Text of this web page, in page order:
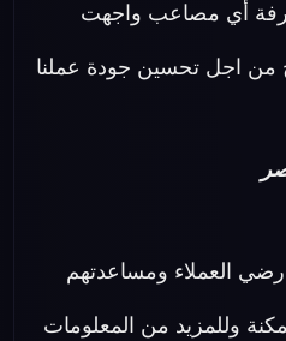
أي مصاعب واجهت
من اجل تحسين جودة عملنا
رضي العملاء ومساعدتهم
وللمزيد من المعلومات